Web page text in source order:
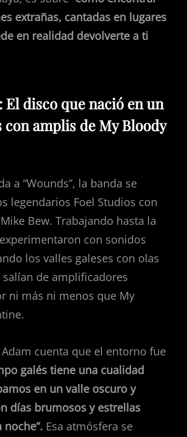
extrañas, cantadas en lugares
en realidad devolverte a ti
El disco que nació en un
con amplis de My Bloody
a “Wounds”, la banda se
legendarios Foel Studios con
Bew. Trabajando hasta la
con sonidos
los valles galeses con olas
de amplificadores
ni más ni menos que My
cuenta que el entorno fue
galés tiene una cualidad
en un valle oscuro y
días brumosos y estrellas
Esa atmósfera se